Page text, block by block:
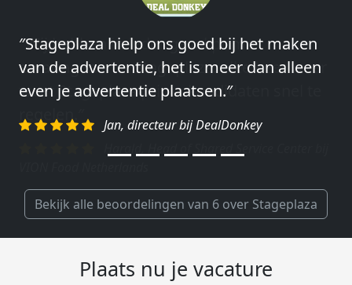
″Wij hebben in ieder geval prima
ervaringen met Stageplaza: elke keer weer
weet Stageplaza prima kandidaten snel te
regelen.″
Bekijk alle beoordelingen van 6 over Stageplaza
Plaats nu je vacature